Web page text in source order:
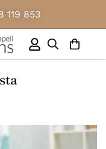
119 853